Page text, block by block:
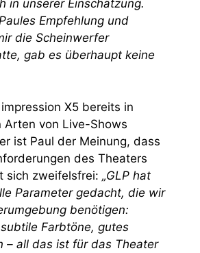
in unserer Einschätzung.
Empfehlung und
die Scheinwerfer
gab es überhaupt keine
X5 bereits in
Arten von Live-Shows
ist Paul der Meinung, dass
des Theaters
sich zweifelsfrei: „GLP hat
Parameter gedacht, die wir
benötigen:
Farbtöne, gutes
– all das ist für das Theater